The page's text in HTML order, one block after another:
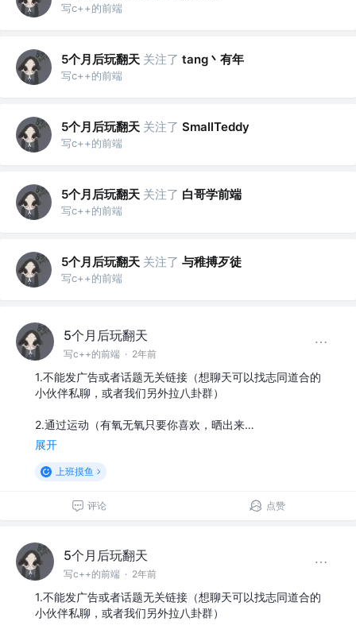
写c++的前端
5个月后玩翻天 关注了 tang丶有年
写c++的前端
5个月后玩翻天 关注了 SmallTeddy
写c++的前端
5个月后玩翻天 关注了 白哥学前端
写c++的前端
5个月后玩翻天 关注了 与稚搏歹徒
写c++的前端
5个月后玩翻天
写c++的前端 · 2年前
1.不能发广告或者话题无关链接（想聊天可以找志同道合的
小伙伴私聊，或者我们另外拉八卦群）
2.通过运动（有氧无氧只要你喜欢，晒出来…
展开
上班摸鱼
评论 点赞
5个月后玩翻天
写c++的前端 · 2年前
1.不能发广告或者话题无关链接（想聊天可以找志同道合的
小伙伴私聊，或者我们另外拉八卦群）